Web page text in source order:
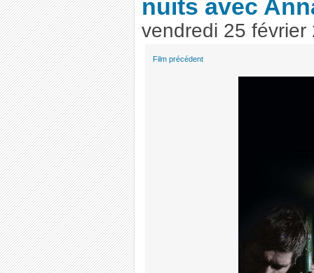
nuits avec
vendredi 25 février
Film précédent